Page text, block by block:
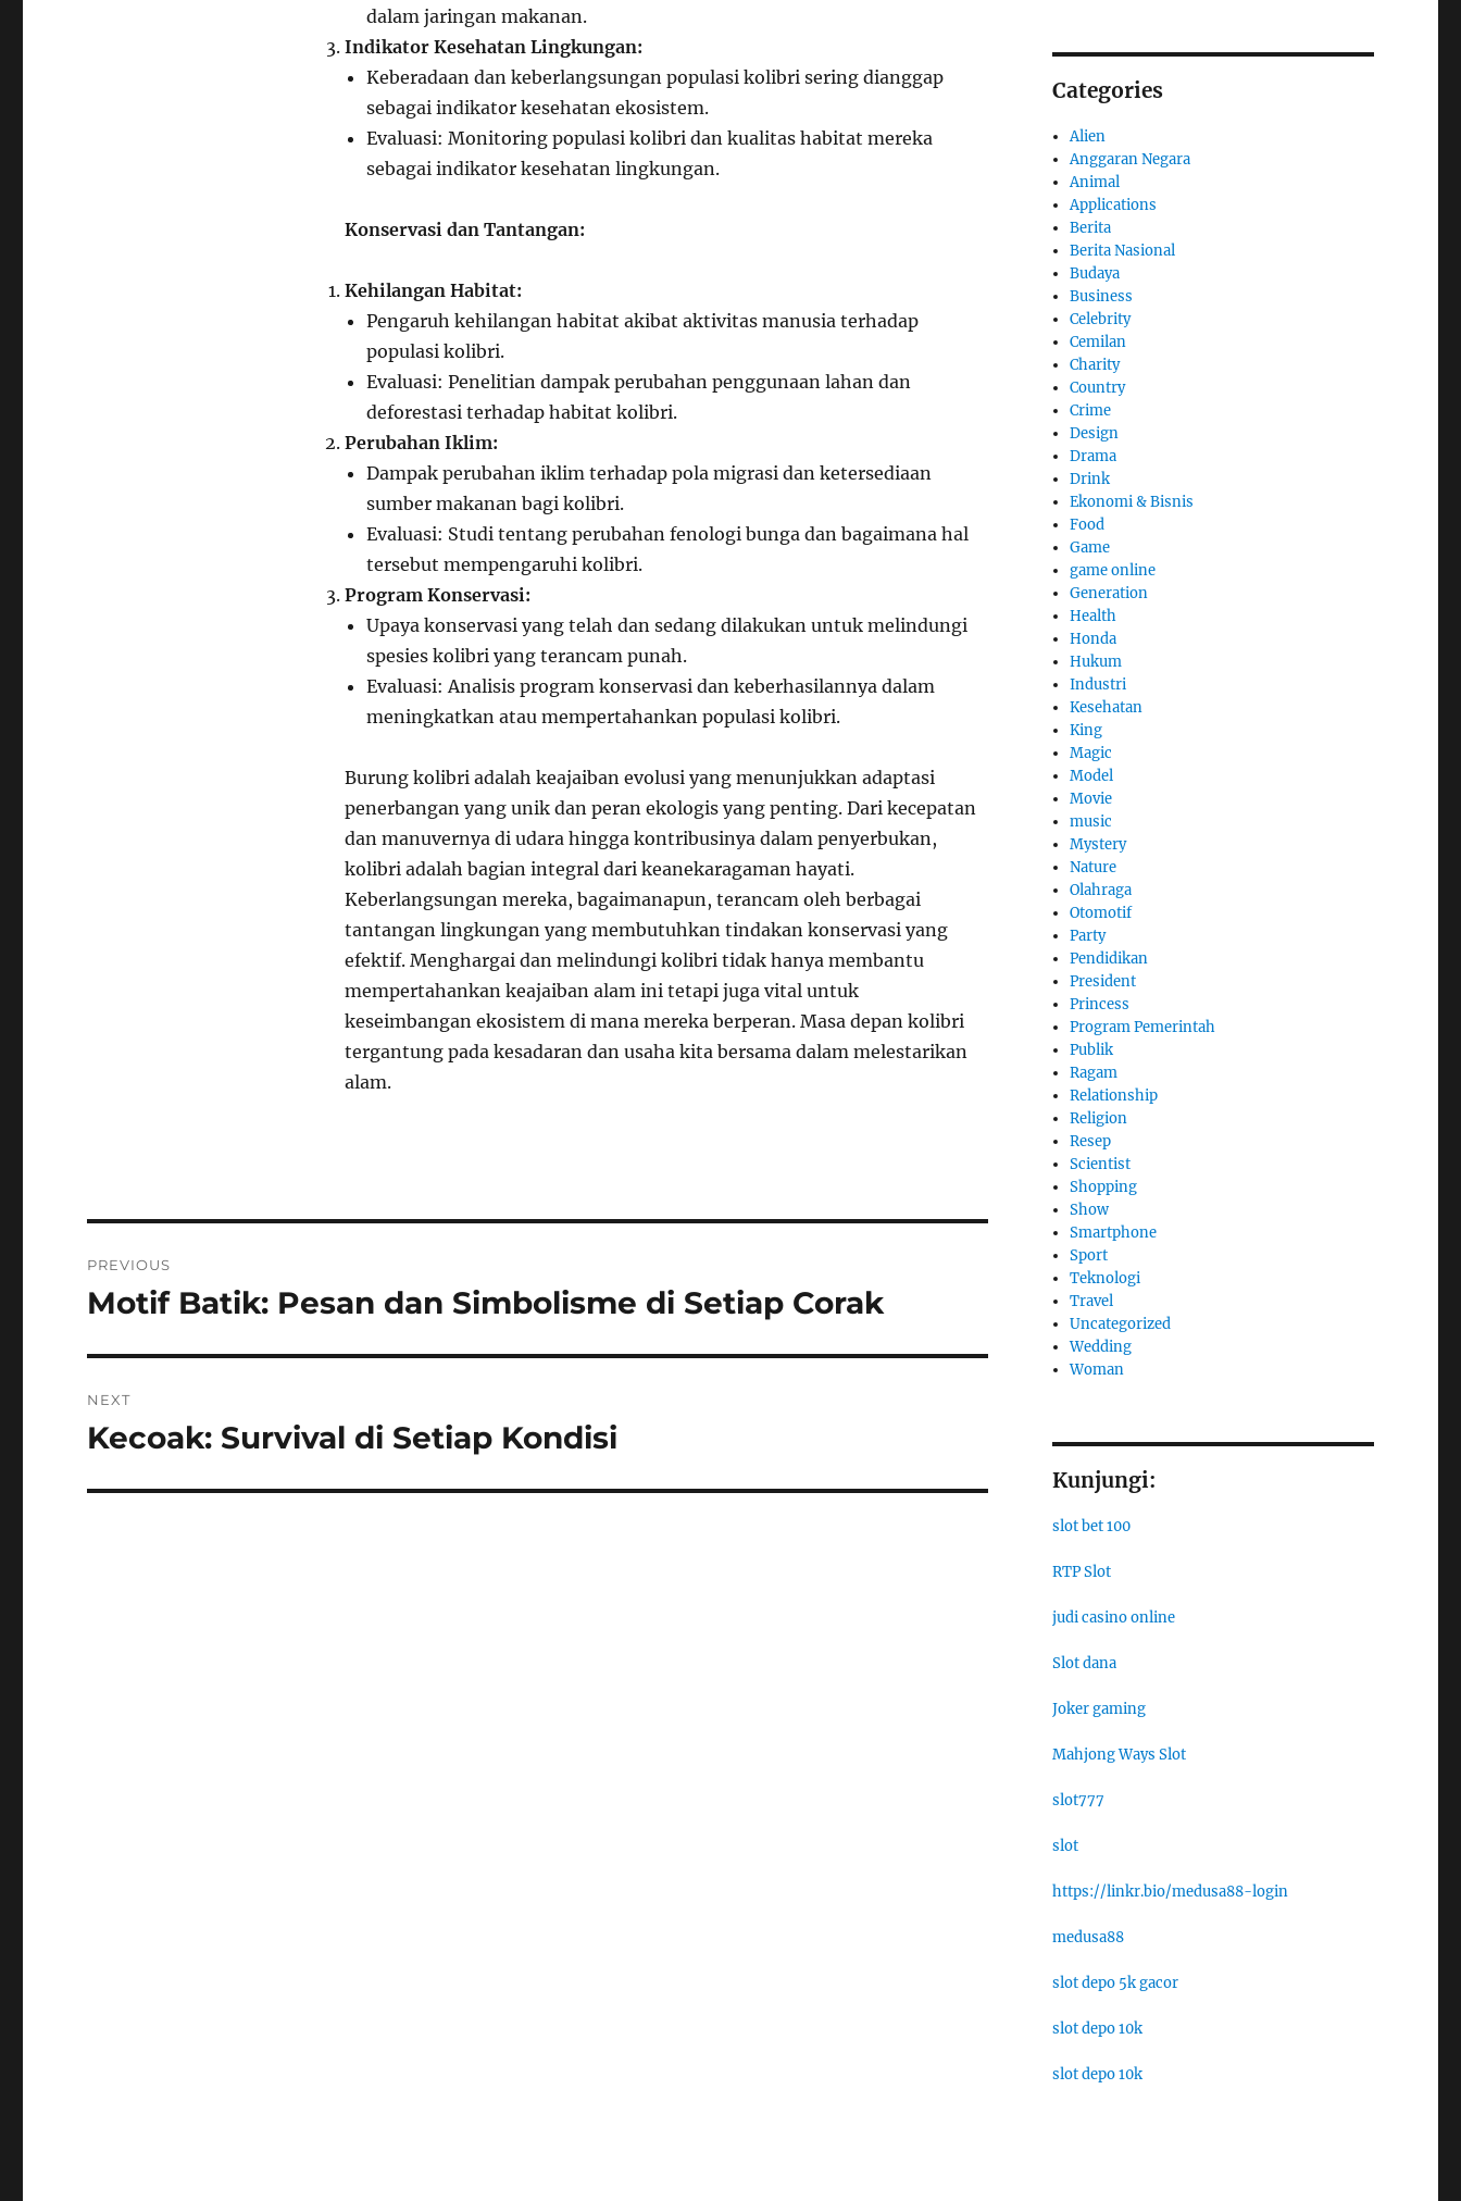
dalam jaringan makanan.
Indikator Kesehatan Lingkungan:
Keberadaan dan keberlangsungan populasi kolibri sering dianggap
sebagai indikator kesehatan ekosistem.
Evaluasi: Monitoring populasi kolibri dan kualitas habitat mereka
sebagai indikator kesehatan lingkungan.
Konservasi dan Tantangan:
Kehilangan Habitat:
Pengaruh kehilangan habitat akibat aktivitas manusia terhadap
populasi kolibri.
Evaluasi: Penelitian dampak perubahan penggunaan lahan dan
deforestasi terhadap habitat kolibri.
Perubahan Iklim:
Dampak perubahan iklim terhadap pola migrasi dan ketersediaan
sumber makanan bagi kolibri.
Evaluasi: Studi tentang perubahan fenologi bunga dan bagaimana hal
tersebut mempengaruhi kolibri.
Program Konservasi:
Upaya konservasi yang telah dan sedang dilakukan untuk melindungi
spesies kolibri yang terancam punah.
Evaluasi: Analisis program konservasi dan keberhasilannya dalam
meningkatkan atau mempertahankan populasi kolibri.
Burung kolibri adalah keajaiban evolusi yang menunjukkan adaptasi
penerbangan yang unik dan peran ekologis yang penting. Dari kecepatan
dan manuvernya di udara hingga kontribusinya dalam penyerbukan,
kolibri adalah bagian integral dari keanekaragaman hayati.
Keberlangsungan mereka, bagaimanapun, terancam oleh berbagai
tantangan lingkungan yang membutuhkan tindakan konservasi yang
efektif. Menghargai dan melindungi kolibri tidak hanya membantu
mempertahankan keajaiban alam ini tetapi juga vital untuk
keseimbangan ekosistem di mana mereka berperan. Masa depan kolibri
tergantung pada kesadaran dan usaha kita bersama dalam melestarikan
alam.
pos
PREVIOUS
Previous
Motif Batik: Pesan dan Simbolisme di Setiap Corak
NEXT
Next
Kecoak: Survival di Setiap Kondisi
Categories
Alien
Anggaran Negara
Animal
Applications
Berita
Berita Nasional
Budaya
Business
Celebrity
Cemilan
Charity
Country
Crime
Design
Drama
Drink
Ekonomi & Bisnis
Food
Game
game online
Generation
Health
Honda
Hukum
Industri
Kesehatan
King
Magic
Model
Movie
music
Mystery
Nature
Olahraga
Otomotif
Party
Pendidikan
President
Princess
Program Pemerintah
Publik
Ragam
Relationship
Religion
Resep
Scientist
Shopping
Show
Smartphone
Sport
Teknologi
Travel
Uncategorized
Wedding
Woman
Kunjungi:
slot bet 100
RTP Slot
judi casino online
Slot dana
Joker gaming
Mahjong Ways Slot
slot777
slot
https://linkr.bio/medusa88-login
medusa88
slot depo 5k gacor
slot depo 10k
slot depo 10k